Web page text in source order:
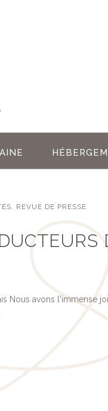
, REVUE DE PRESSE
Nous avons l'immense